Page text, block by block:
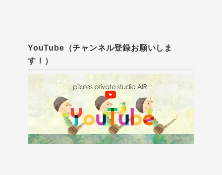
YouTube（チャンネル登録お願いしま
す！）